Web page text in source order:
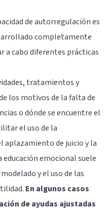
de autorregulación es
completamente
a cabo diferentes prácticas
tratamientos y
los motivos de la falta de
o dónde se encuentre el
el uso de la
aplazamiento de juicio y la
emocional suele
y el uso de las
En algunos casos
de ayudas ajustadas